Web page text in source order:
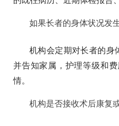
如果长者的身体状况发
机构会定期对长者的身
并告知家属，护理等级和
情。
机构是否接收术后康复